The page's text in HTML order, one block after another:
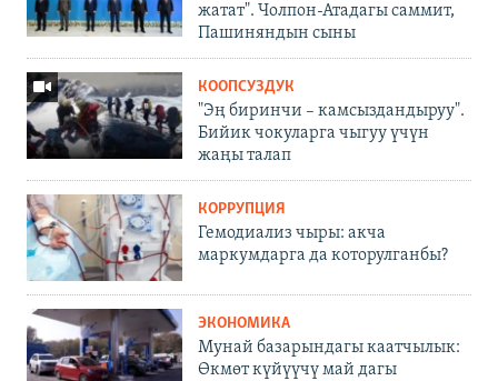
жатат". Чолпон-Атадагы саммит,
Пашиняндын сыны
КООПСУЗДУК
"Эң биринчи – камсыздандыруу".
Бийик чокуларга чыгуу үчүн
жаңы талап
КОРРУПЦИЯ
Гемодиализ чыры: акча
маркумдарга да которулганбы?
ЭКОНОМИКА
Мунай базарындагы каатчылык:
Өкмөт күйүүчү май дагы